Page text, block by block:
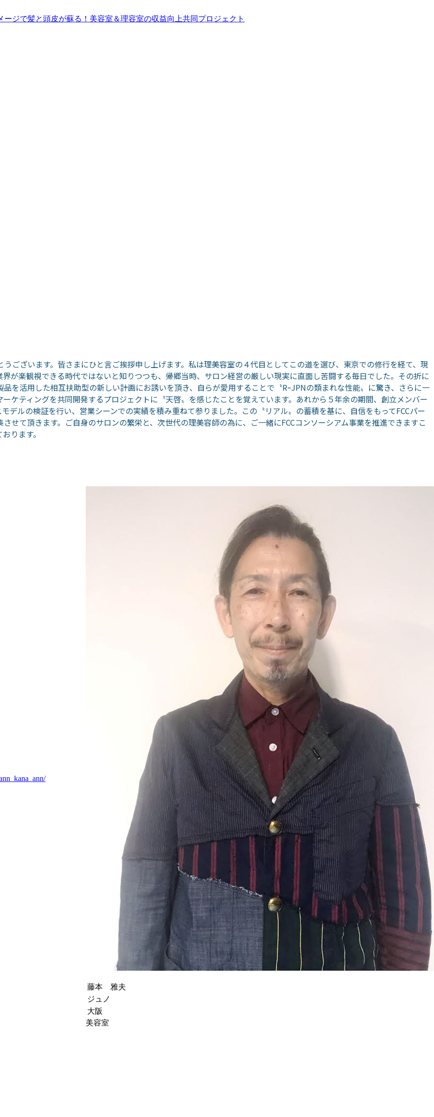
ございます。皆さまにひと言ご挨拶申し上げます。私は理美容室の４代目としてこの道を選び、東京での修行を経て、現
が楽観視できる時代ではないと知りつつも、帰郷当時、サロン経営の厳しい現実に直面し苦闘する毎日でした。その折に
を活用した相互扶助型の新しい計画にお誘いを頂き、自らが愛用することで〝RｰJPNの類まれな性能〟に驚き、さらに一
ケティングを共同開発するプロジェクトに〝天啓〟を感じたことを覚えています。あれから５年余の期間、創立メンバー
デルの検証を行い、営業シーンでの実績を積み重ねて参りました。この〝リアル〟の蓄積を基に、自信をもってFCCパー
せて頂きます。ご自身のサロンの繁栄と、次世代の理美容師の為に、ご一緒にFCCコンソーシアム事業を推進できますこ
ります。
藤本 雅夫
ジュノ
大阪
美容室